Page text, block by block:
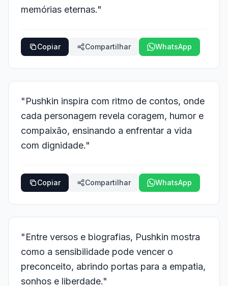
memórias eternas."
Copiar Compartilhar WhatsApp
"Pushkin inspira com ritmo de contos, onde
cada personagem revela coragem, humor e
compaixão, ensinando a enfrentar a vida
com dignidade."
Copiar Compartilhar WhatsApp
"Entre versos e biografias, Pushkin mostra
como a sensibilidade pode vencer o
preconceito, abrindo portas para a empatia,
sonhos e liberdade."